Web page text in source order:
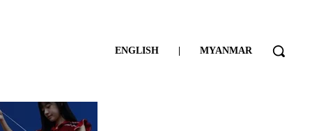
ENGLISH | MYANMAR